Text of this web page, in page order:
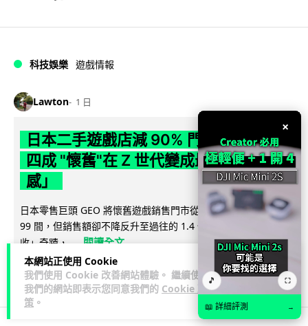
本網站正使用 Cookie
我們使用 Cookie 改善網站體驗。 繼續使用
我們的網站即表示您同意我們的 Cookie 政
策 。
科技娛樂 遊戲情報
Lawton 1 日
日本二手遊戲店減 90% 門市 業績反增
四成 "懷舊"在 Z 世代變成最潮「新鮮
感」
日本零售巨頭 GEO 將懷舊遊戲銷售門市從 1,000 間大幅減至
99 間，但銷售額卻不降反升至過往的 1.4 倍。做到「減店增
收」奇蹟，... 閱讀全文
251 20 ↗ 分享
×
🎵 ⛶
📖 詳細評測 →